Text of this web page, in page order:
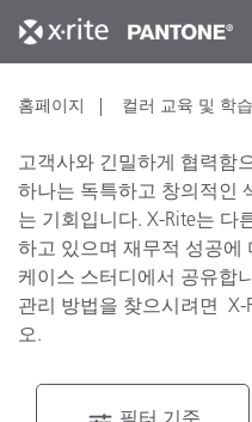
홈페이지 컬러 교육 및 학습
고객사와 긴밀하게 협력함
하나는 독특하고 창의적인
는 기회입니다. X-Rite는 다
하고 있으며 재무적 성공에
케이스 스터디에서 공유합
관리 방법을 찾으시려면 X-
오.
필터 기준